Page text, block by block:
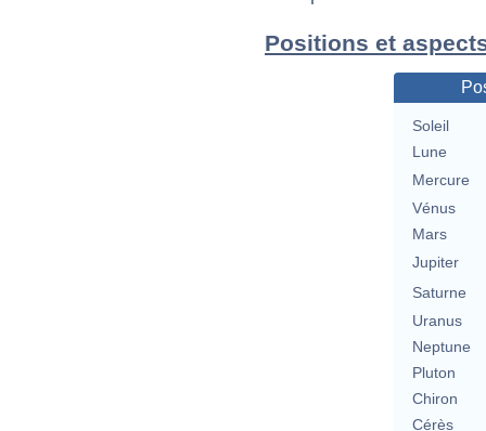
Positions et
Soleil
Lune
Mercure
Vénus
Mars
Jupiter
Saturne
Uranus
Neptune
Pluton
Chiron
Cérès